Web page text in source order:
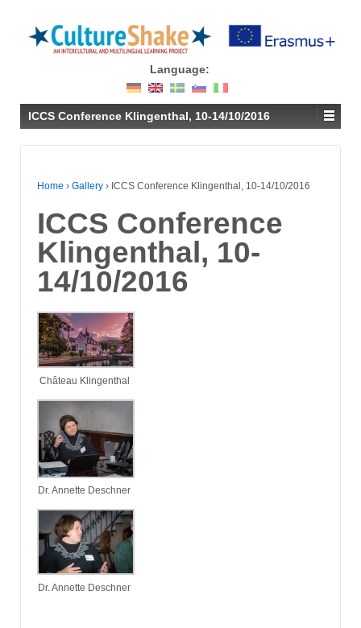
Language:
ICCS Conference Klingenthal, 10-14/10/2016
Home › Gallery › ICCS Conference Klingenthal, 10-14/10/2016
ICCS Conference
Klingenthal, 10-
14/10/2016
Château Klingenthal
Dr. Annette Deschner
Dr. Annette Deschner